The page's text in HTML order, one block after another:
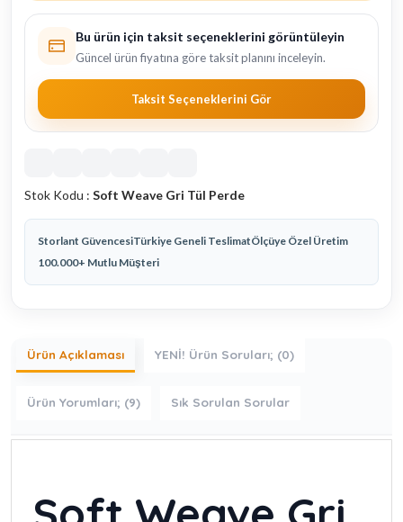
Bu ürün için taksit seçeneklerini görüntüleyin
Güncel ürün fiyatına göre taksit planını inceleyin.
Taksit Seçeneklerini Gör
Stok Kodu : Soft Weave Gri Tül Perde
Storlant GüvencesiTürkiye Geneli TeslimatÖlçüye Özel Üretim
100.000+ Mutlu Müşteri
Ürün Açıklaması YENİ! Ürün Soruları; (0)
Ürün Yorumları; (9) Sık Sorulan Sorular